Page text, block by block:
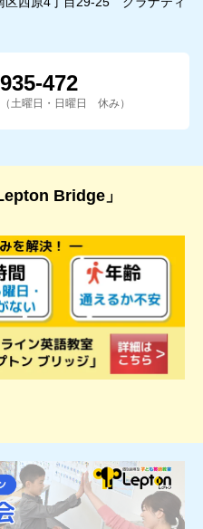
472
土曜日・日曜日 休み）
Bridge」